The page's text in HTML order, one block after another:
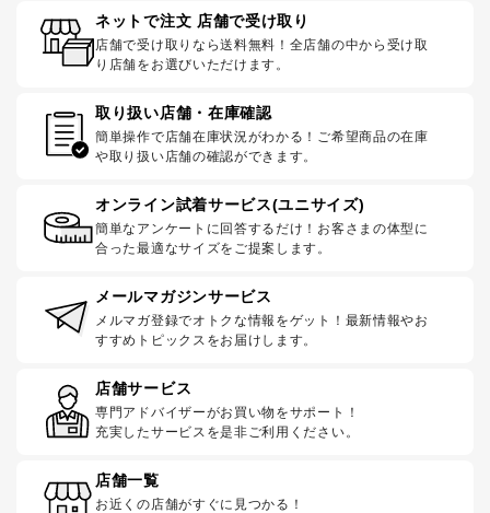
ネットで注文 店舗で受け取り
店舗で受け取りなら送料無料！全店舗の中から受け取
り店舗をお選びいただけます。
取り扱い店舗・在庫確認
簡単操作で店舗在庫状況がわかる！ご希望商品の在庫
や取り扱い店舗の確認ができます。
オンライン試着サービス(ユニサイズ)
簡単なアンケートに回答するだけ！お客さまの体型に
合った最適なサイズをご提案します。
メールマガジンサービス
メルマガ登録でオトクな情報をゲット！最新情報やお
すすめトピックスをお届けします。
店舗サービス
専門アドバイザーがお買い物をサポート！
充実したサービスを是非ご利用ください。
店舗一覧
お近くの店舗がすぐに見つかる！